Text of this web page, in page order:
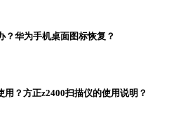
？华为手机桌面图标恢复？
用？方正z2400扫描仪的使用说明？